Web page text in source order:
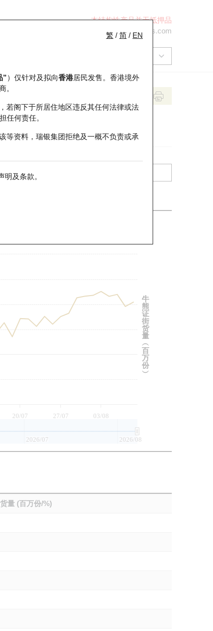
本结构性产品并无抵押品
ol-hkwarrants@ubs.com
繁 / 简 / EN
”）仅针对及拟向香港居民发售。香港境外
。
若阁下于所居住地区违反其任何法律或法
任何责任。
等资料，瑞银集团拒绝及一概不负责或承
明及条款。
27/07
20/07 03/08
2026/07 2026/08
牛
熊
证
街
货
量
︵
百
万
份
︶
量 (百万份/%)